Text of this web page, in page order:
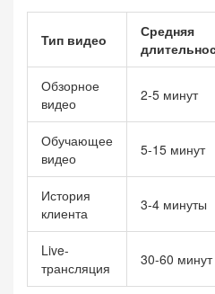
Тип видео
Средняя
Обзорное
видео
2-5 минут
Обучающее
видео
5-15 минут
История
клиента
3-4 минуты
Live-
трансляция
30-60 минут